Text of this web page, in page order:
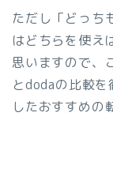
ただし「どっち
はどちらを使え
思いますので、
とdodaの比較
したおすすめの